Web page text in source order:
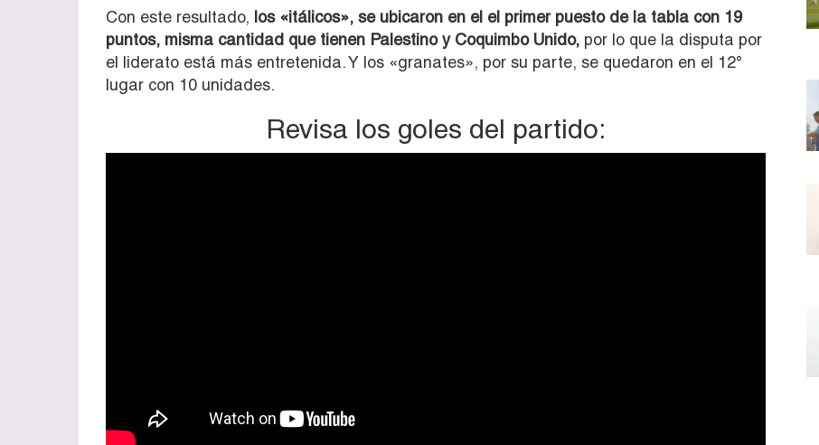
Con este resultado, los «itálicos», se ubicaron en el el primer puesto de la tabla con 19
puntos, misma cantidad que tienen Palestino y Coquimbo Unido, por lo que la disputa por
el liderato está más entretenida. Y los «granates», por su parte, se quedaron en el 12°
lugar con 10 unidades.
Revisa los goles del partido: